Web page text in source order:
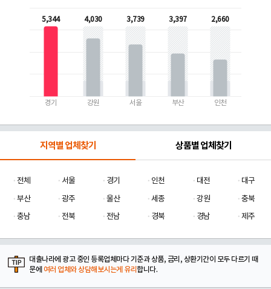
5,344
경기
4,030
강원
3,739
서울
3,397
부산
2,660
인천
지역별 업체찾기 상품별 업체찾기
전체 서울 경기 인천 대전
대구
부산
광주 울산 세종 강원
충북
충남
전북 전남 경북 경남 제주
대출나라에 광고 중인 등록업체마다 기준과 상품, 금리, 상환기간이 모두 다르기 때
문에 여러 업체와 상담해보시는게 유리합니다.